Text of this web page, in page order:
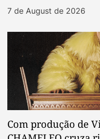
7 de August de 2026
Com produção de